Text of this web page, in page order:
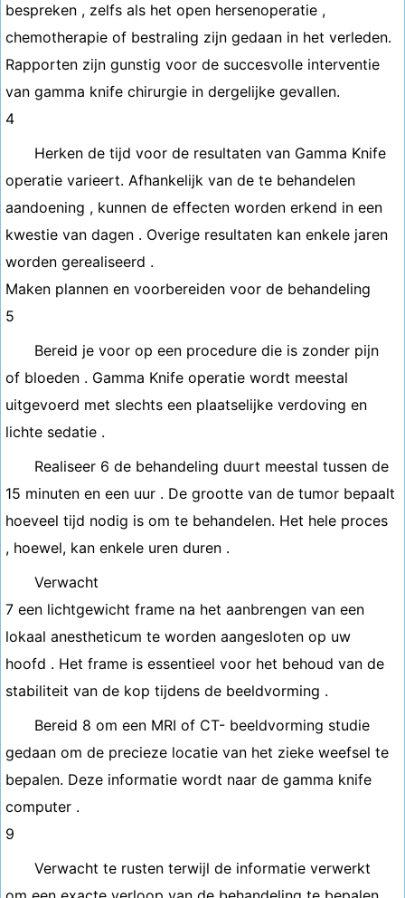
bespreken , zelfs als het open hersenoperatie ,
chemotherapie of bestraling zijn gedaan in het verleden.
Rapporten zijn gunstig voor de succesvolle interventie
van gamma knife chirurgie in dergelijke gevallen.
4
Herken de tijd voor de resultaten van Gamma Knife
operatie varieert. Afhankelijk van de te behandelen
aandoening , kunnen de effecten worden erkend in een
kwestie van dagen . Overige resultaten kan enkele jaren
worden gerealiseerd .
Maken plannen en voorbereiden voor de behandeling
5
Bereid je voor op een procedure die is zonder pijn
of bloeden . Gamma Knife operatie wordt meestal
uitgevoerd met slechts een plaatselijke verdoving en
lichte sedatie .
Realiseer 6 de behandeling duurt meestal tussen de
15 minuten en een uur . De grootte van de tumor bepaalt
hoeveel tijd nodig is om te behandelen. Het hele proces
, hoewel, kan enkele uren duren .
Verwacht
7 een lichtgewicht frame na het aanbrengen van een
lokaal anestheticum te worden aangesloten op uw
hoofd . Het frame is essentieel voor het behoud van de
stabiliteit van de kop tijdens de beeldvorming .
Bereid 8 om een MRI of CT- beeldvorming studie
gedaan om de precieze locatie van het zieke weefsel te
bepalen. Deze informatie wordt naar de gamma knife
computer .
9
Verwacht te rusten terwijl de informatie verwerkt